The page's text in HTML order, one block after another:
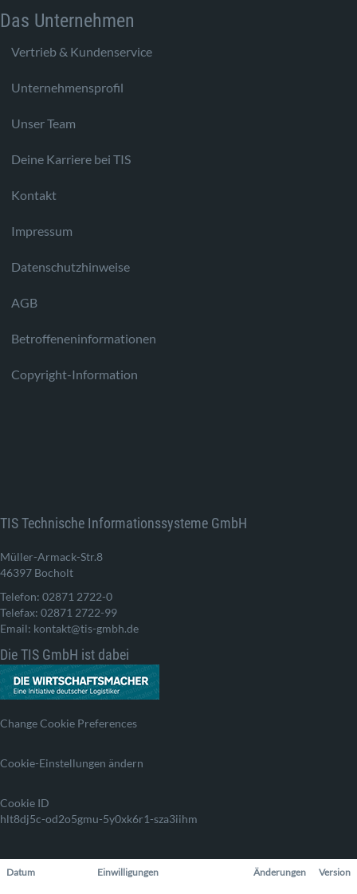
Das Unternehmen
Vertrieb & Kundenservice
Unternehmensprofil
Unser Team
Deine Karriere bei TIS
Kontakt
Impressum
Datenschutzhinweise
AGB
Betroffeneninformationen
Copyright-Information
TIS Technische Informationssysteme GmbH
Müller-Armack-Str.8
46397 Bocholt
Telefon: 02871 2722-0
Telefax: 02871 2722-99
Email: kontakt@tis-gmbh.de
Die TIS GmbH ist dabei
Change Cookie Preferences
Cookie-Einstellungen ändern
Cookie ID
hlt8dj5c-od2o5gmu-5y0xk6r1-sza3iihm
Datum Einwilligungen Änderungen Version